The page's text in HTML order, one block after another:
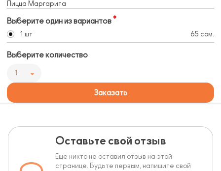
Пицца Маргарита
Выберите один из вариантов
1 шт 65 сом.
Выберите количество
1
Заказать
Оставьте свой отзыв
Еще никто не оставил отзыв на этой
странице. Будьте первым, напишите свой